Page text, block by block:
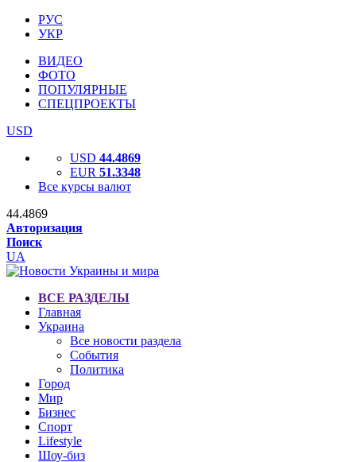
РУС
УКР
ВИДЕО
ФОТО
ПОПУЛЯРНЫЕ
СПЕЦПРОЕКТЫ
USD
USD 44.4869
EUR 51.3348
Все курсы валют
44.4869
Авторизация
Поиск
UA
ВСЕ РАЗДЕЛЫ
Главная
Украина
Все новости раздела
События
Политика
Город
Мир
Бизнес
Спорт
Lifestyle
Шоу-биз